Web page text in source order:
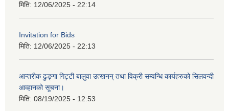
मिति: 12/06/2025 - 22:14
Invitation for Bids
मिति: 12/06/2025 - 22:13
आन्तरीक ढुङ्गा गिट्टी बालुवा उत्खनन् तथा विक्री सम्वन्धि कार्यहरुको सिलवन्दी
आव्हानको सूचना।
मिति: 08/19/2025 - 12:53